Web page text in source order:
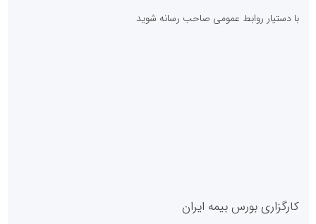
با دستیار روابط عمومی صاحب رسانه شوید
کارگزاری بورس بیمه ایران